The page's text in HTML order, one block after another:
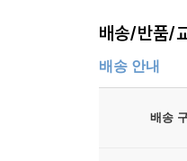
배송/반품/
배송 안내
배송